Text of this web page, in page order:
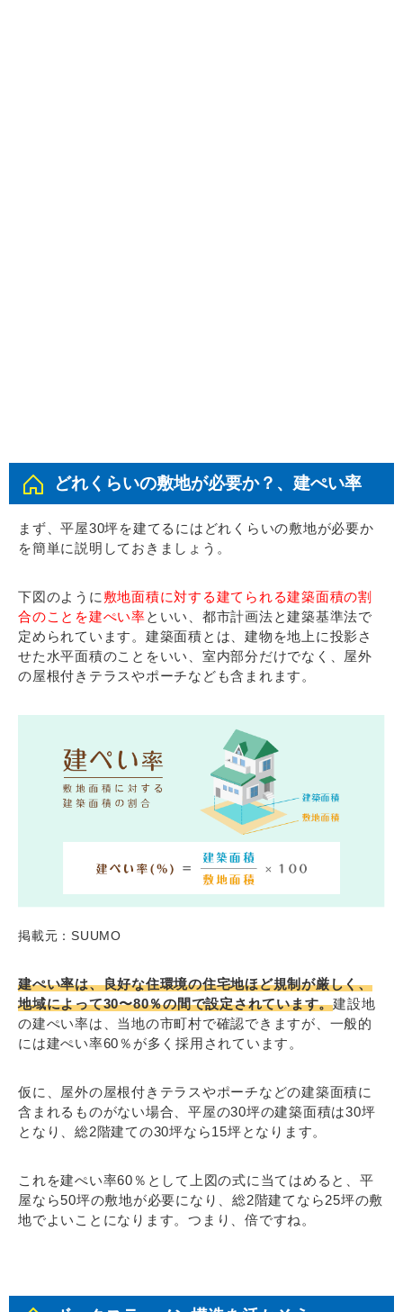
どれくらいの敷地が必要か？、建ぺい率
まず、平屋30坪を建てるにはどれくらいの敷地が必要か
を簡単に説明しておきましょう。
下図のように 敷地面積に対する建てられる建築面積の割
合のことを建ぺい率といい、都市計画法と建築基準法で
定められています。建築面積とは、建物を地上に投影さ
せた水平面積のことをいい、室内部分だけでなく、屋外
の屋根付きテラスやポーチなども含まれます。
掲載元：SUUMO
建ぺい率は、良好な住環境の住宅地ほど規制が厳しく、
地域によって30〜80％の間で設定されています。建設地
の建ぺい率は、当地の市町村で確認できますが、一般的
には建ぺい率60％が多く採用されています。
仮に、屋外の屋根付きテラスやポーチなどの建築面積に
含まれるものがない場合、平屋の30坪の建築面積は30坪
となり、総2階建ての30坪なら15坪となります。
これを建ぺい率60％として上図の式に当てはめると、平
屋なら50坪の敷地が必要になり、総2階建てなら25坪の敷
地でよいことになります。つまり、倍ですね。